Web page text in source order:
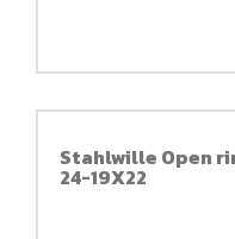
Stahlwille Open
24-19X22